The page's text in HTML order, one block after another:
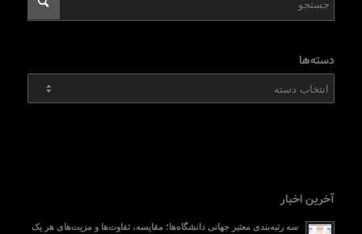
دسته‌ها
آخرین اخبار
سه رتبه‌بندی معتبر جهانی دانشگاه‌ها؛ مقایسه، تفاوت‌ها و مزیت‌های هر یک